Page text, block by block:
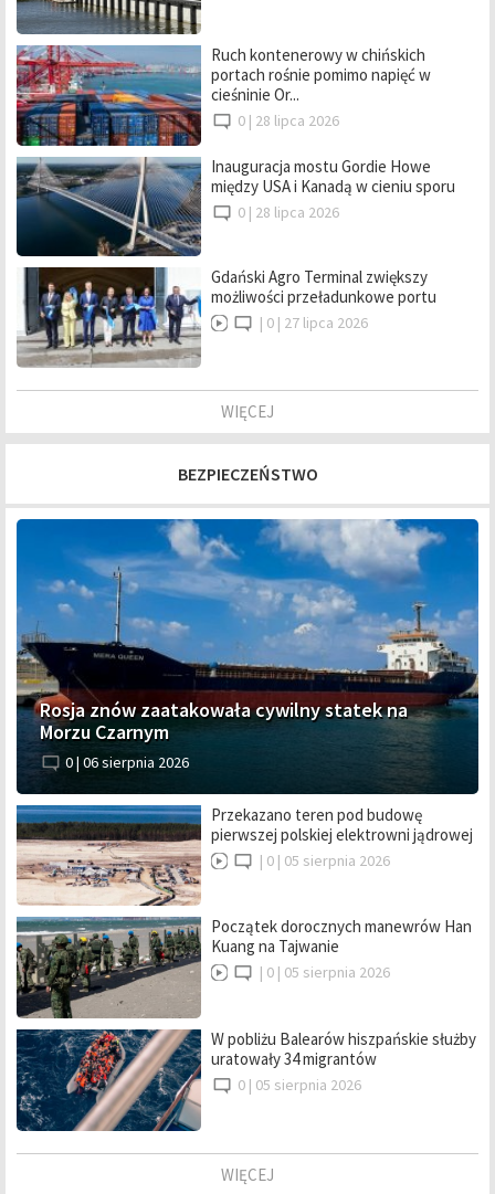
Ruch kontenerowy w chińskich
portach rośnie pomimo napięć w
cieśninie Or...
0 | 28 lipca 2026
Inauguracja mostu Gordie Howe
między USA i Kanadą w cieniu sporu
0 | 28 lipca 2026
Gdański Agro Terminal zwiększy
możliwości przeładunkowe portu
| 0 | 27 lipca 2026
WIĘCEJ
BEZPIECZEŃSTWO
Rosja znów zaatakowała cywilny statek na
Morzu Czarnym
0 | 06 sierpnia 2026
Przekazano teren pod budowę
pierwszej polskiej elektrowni jądrowej
| 0 | 05 sierpnia 2026
Początek dorocznych manewrów Han
Kuang na Tajwanie
| 0 | 05 sierpnia 2026
W pobliżu Balearów hiszpańskie służby
uratowały 34 migrantów
0 | 05 sierpnia 2026
WIĘCEJ